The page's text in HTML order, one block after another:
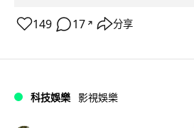
149 17 ↗ 分享
科技娛樂 影視娛樂